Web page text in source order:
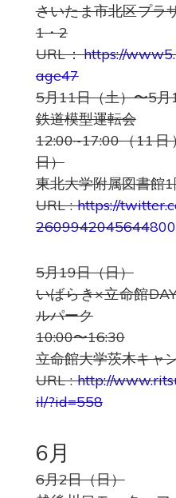
さいたま市北区プラ
1・2
URL：https://
age47
5月11日（土）〜5月
鉄道模型運転会
12:00~17:00（11
日）
東北大学附属図書館
URL :https://
2609942045644
5月19日（日）
いばらき×立命館
ルパーク
10:00〜16:30
立命館大学茨木キャ
URL :http://
il/?id=558
6月
6月2日（日）